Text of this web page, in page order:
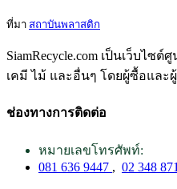
ที่มา สถาบันพลาสติก
SiamRecycle.com เป็นเว็บไ
เคมี ไม้ และอื่นๆ โดยผู้ซื้อและ
ช่องทางการติดต่อ
หมายเลขโทรศัพท์:
081 636 9447 , 02 348